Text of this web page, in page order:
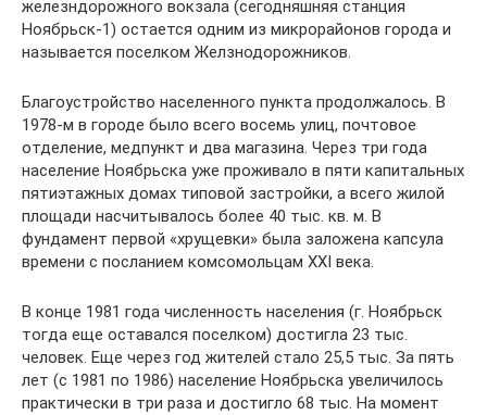
железндорожного вокзала (сегодняшняя станция
Ноябрьск-1) остается одним из микрорайонов города и
называется поселком Желзнодорожников.
Благоустройство населенного пункта продолжалось. В
1978-м в городе было всего восемь улиц, почтовое
отделение, медпункт и два магазина. Через три года
население Ноябрьска уже проживало в пяти капитальных
пятиэтажных домах типовой застройки, а всего жилой
площади насчитывалось более 40 тыс. кв. м. В
фундамент первой «хрущевки» была заложена капсула
времени с посланием комсомольцам XXI века.
В конце 1981 года численность населения (г. Ноябрьск
тогда еще оставался поселком) достигла 23 тыс.
человек. Еще через год жителей стало 25,5 тыс. За пять
лет (с 1981 по 1986) население Ноябрьска увеличилось
практически в три раза и достигло 68 тыс. На момент